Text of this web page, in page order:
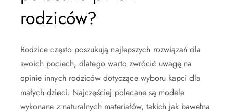
rodziców?
Rodzice często poszukują najlepszych rozwiązań dla
swoich pociech, dlatego warto zwrócić uwagę na
opinie innych rodziców dotyczące wyboru kapci dla
małych dzieci. Najczęściej polecane są modele
wykonane z naturalnych materiałów, takich jak bawełna